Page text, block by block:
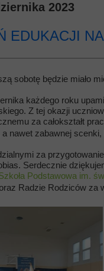
2023
sobotę będzie miało
każdego roku
Z tej okazji
za całokształt
a nawet zabawnej
za
Serdecznie
Podstawowa im.
Radzie Rodziców za
EDUKACJI